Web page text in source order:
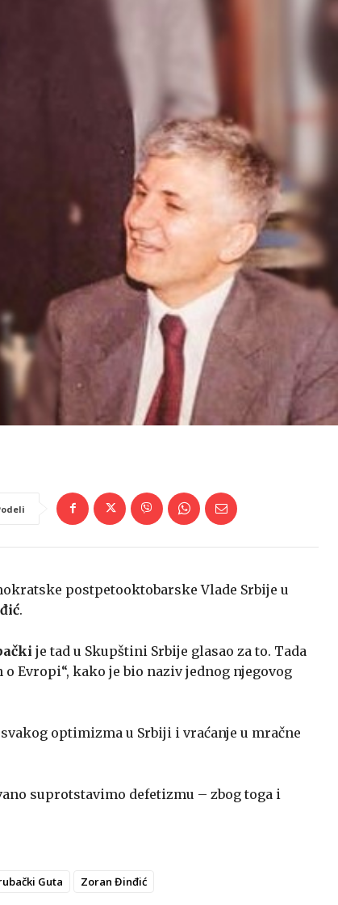
postpetooktobarske Vlade Srbije u
.
je tad u Skupštini Srbije glasao za to. Tada
Evropi“, kako je bio naziv jednog njegovog
optimizma u Srbiji i vraćanje u mračne
suprotstavimo defetizmu – zbog toga i
Guta Zoran Đinđić